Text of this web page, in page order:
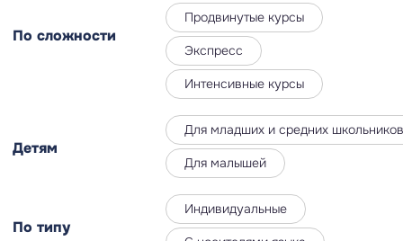
По сложности
Продвинутые курсы
Экспресс
Интенсивные курсы
Детям
Для младших и средних школьников
Для малышей
По типу
Индивидуальные